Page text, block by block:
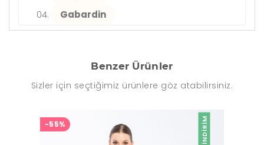
Gabardin
Benzer Ürünler
Sizler için seçtiğimiz ürünlere göz atabilirsiniz.
İNDIRIM
-55%